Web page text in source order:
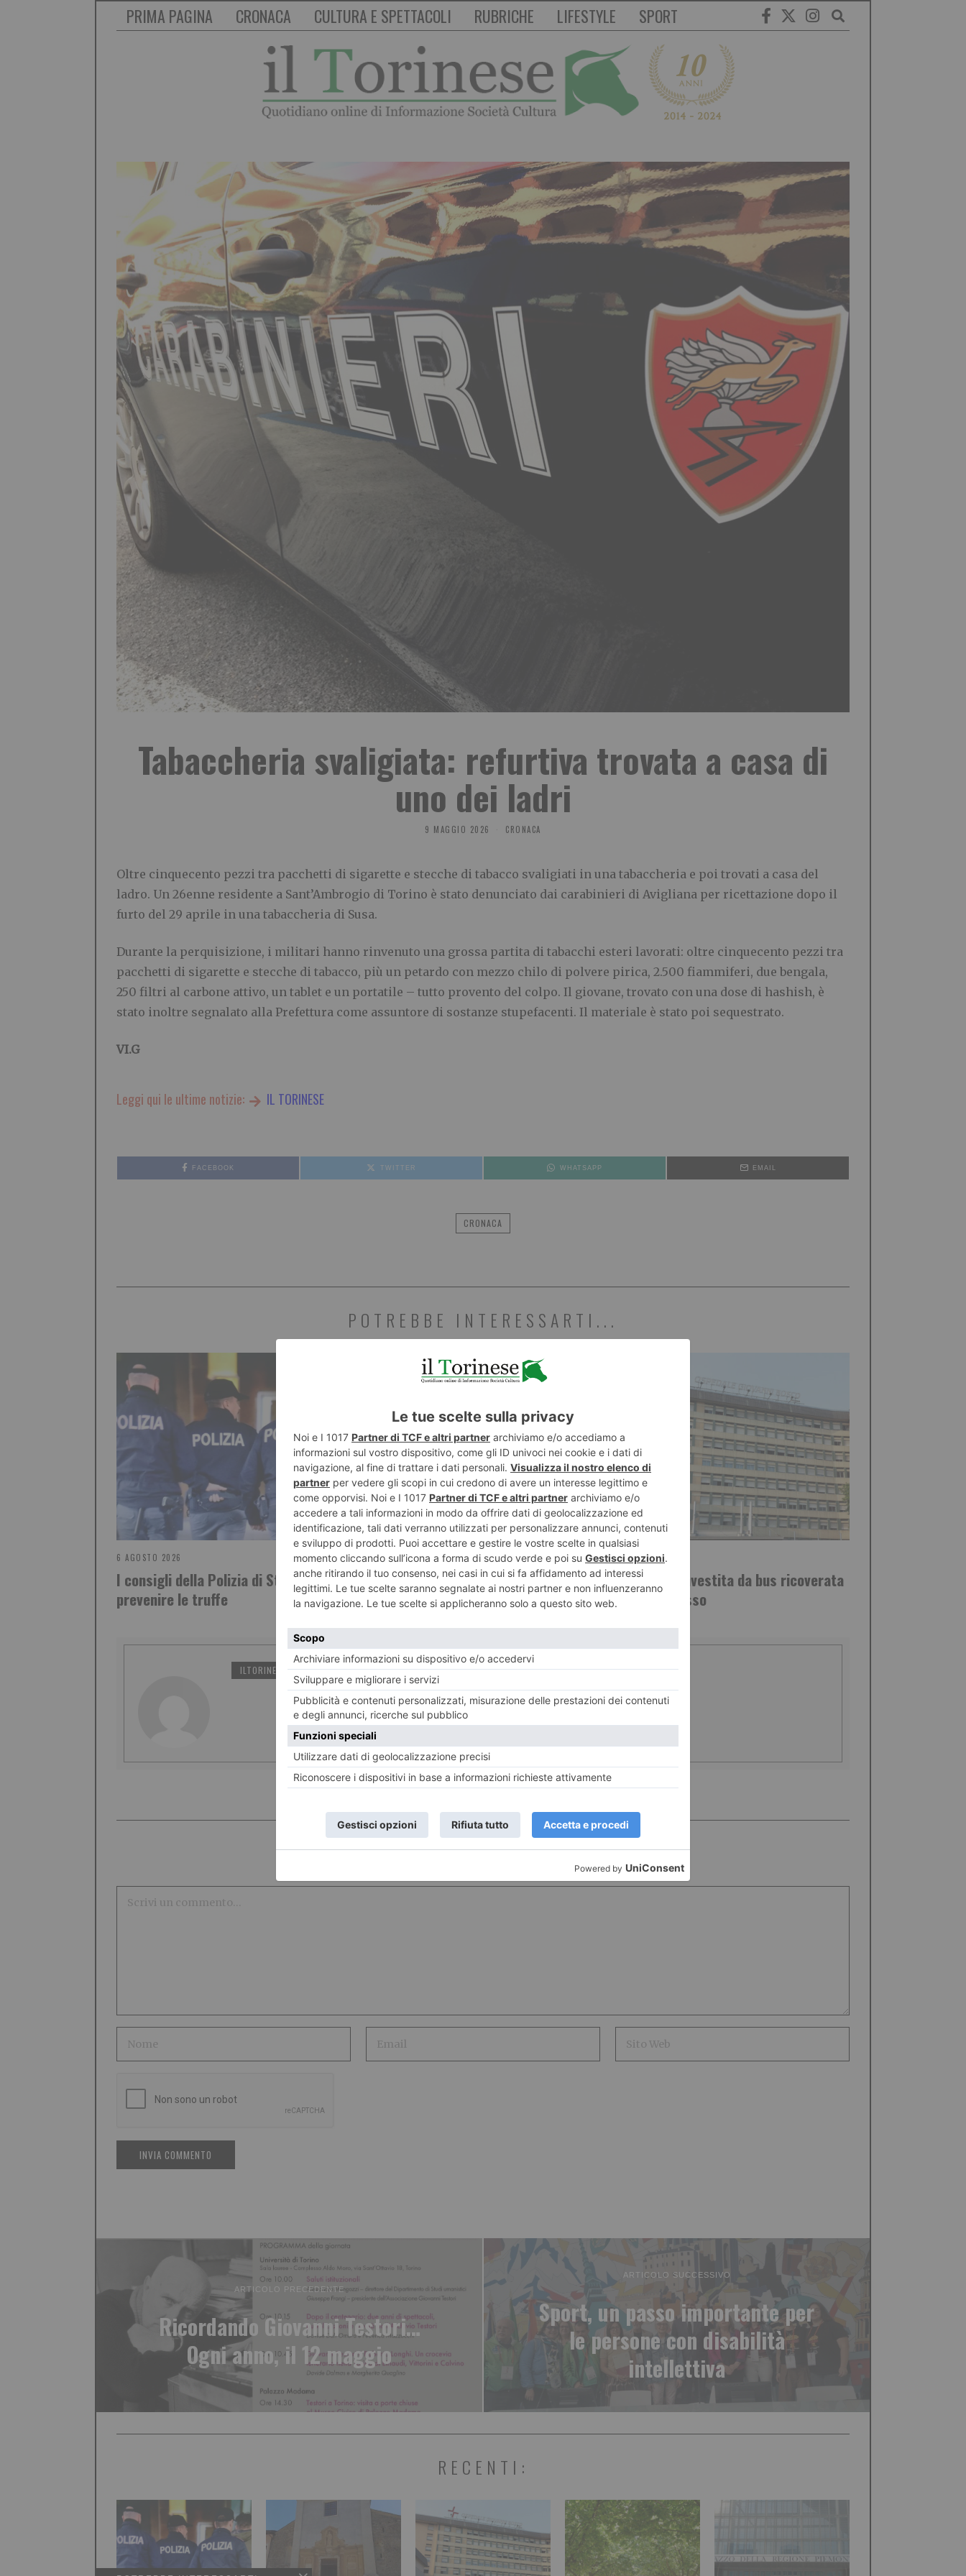
PRIMA PAGINA CRONACA CULTURA E SPETTACOLI RUBRICHE LIFESTYLE SPORT
Tabaccheria svaligiata: refurtiva trovata a casa di
uno dei ladri
9 MAGGIO 2026 CRONACA
Oltre cinquecento pezzi tra pacchetti di sigarette e stecche di tabacco svaligiati in una tabaccheria e poi trovati a casa del
ladro. Un 26enne residente a Sant’Ambrogio di Torino è stato denunciato dai carabinieri di Avigliana per ricettazione dopo il
furto del 29 aprile in una tabaccheria di Susa.
Durante la perquisizione, i militari hanno rinvenuto una grossa partita di tabacchi esteri lavorati: oltre cinquecento pezzi tra
pacchetti di sigarette e stecche di tabacco, più un petardo con mezzo chilo di polvere pirica, 2.500 fiammiferi, due bengala,
250 filtri al carbone attivo, un tablet e un portatile – tutto provento del colpo. Il giovane, trovato con una dose di hashish, è
stato inoltre segnalato alla Prefettura come assuntore di sostanze stupefacenti. Il materiale è stato poi sequestrato.
VI.G
Leggi qui le ultime notizie: IL TORINESE
FACEBOOK TWITTER WHATSAPP EMAIL
CRONACA
POTREBBE INTERESSARTI...
6 AGOSTO 2026
I consigli della Polizia di Stato per
prevenire le truffe
6 AGOSTO 2026
Abbazia di Novalesa, nuova scala e
facciata restaurata
6 AGOSTO 2026
Ragazzina investita da bus ricoverata
in codice rosso
ILTORINESE POST RECENTI
LASCIA UN COMMENTO
ARTICOLO PRECEDENTE
Ricordando Giovanni Testori…
Ogni anno, il 12 maggio
ARTICOLO SUCCESSIVO
Sport, un passo importante per
le persone con disabilità
intellettiva
RECENTI: